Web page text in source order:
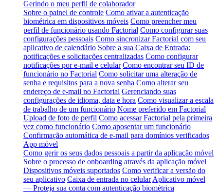
Gerindo o meu perfil de colaborador
Sobre o painel de controle Como ativar a autenticação
biométrica em dispositivos móveis Como preencher meu
perfil de funcionário usando Factorial Como configurar suas
configurações pessoais Como sincronizar Factorial com seu
aplicativo de calendário Sobre a sua Caixa de Entrada:
notificações e solicitações centralizadas Como configurar
notificações por e-mail e celular Como encontrar seu ID de
funcionário no Factorial Como solicitar uma alteração de
senha e requisitos para a nova senha Como alterar seu
endereço de e-mail no Factorial Gerenciando suas
configurações de idioma, data e hora Como visualizar a escala
de trabalho de um funcionário Nome preferido em Factorial
Upload de foto de perfil Como acessar Factorial pela primeira
vez como funcionário Como aposentar um funcionário
Confirmação automática de e-mail para domínios verificados
App móvel
Como gerir os seus dados pessoais a partir da aplicação móvel
Sobre o processo de onboarding através da aplicação móvel
Dispositivos móveis suportados Como verificar a versão do
seu aplicativo Caixa de entrada no celular Aplicativo móvel
— Proteja sua conta com autenticação biométrica